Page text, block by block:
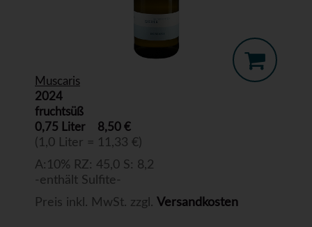
Muscaris
2024
fruchtsüß
0,75 Liter
8,50 €
(1,0 Liter = 11,33 €)
A:10% RZ: 45,0 S: 8,2
-enthält Sulfite-
Preis inkl. MwSt. zzgl. Versandkosten